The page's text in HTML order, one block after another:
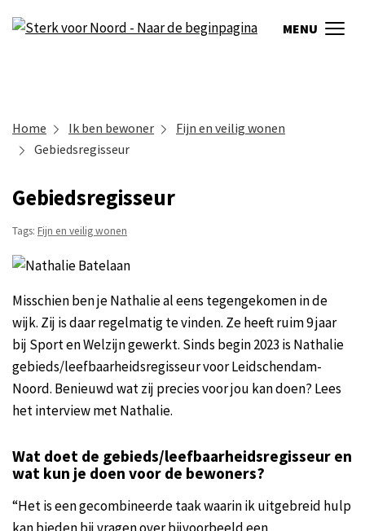
MENU
Home Ik ben bewoner
Fijn en veilig wonen
Gebiedsregisseur
Gebiedsregisseur
Tags: Fijn en veilig wonen
Misschien ben je Nathalie al eens tegengekomen in de
wijk. Zij is daar regelmatig te vinden. Ze heeft ruim 9 jaar
bij Sport en Welzijn gewerkt. Sinds begin 2023 is Nathalie
gebieds/leefbaarheidsregisseur voor Leidschendam-
Noord. Benieuwd wat zij precies voor jou kan doen? Lees
het interview met Nathalie.
Wat doet de gebieds/leefbaarheidsregisseur en
wat kun je doen voor de bewoners?
“Het is een gecombineerde taak waarin ik uitgebreid hulp